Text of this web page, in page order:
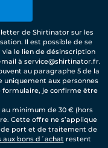
de Shirtinator sur les
Il est possible de se
le lien de désinscription
à service@shirtinator.fr.
au paragraphe 5 de la
uniquement aux personnes
formulaire, je confirme être
minimum de 30 € (hors
Cette offre ne s’applique
de port et de traitement de
bons d´achatrestent